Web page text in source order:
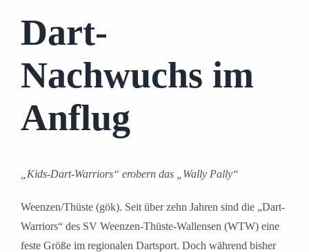
Dart-
Nachwuchs im
Anflug
„Kids-Dart-Warriors“ erobern das „Wally Pally“
Weenzen/Thüste (gök). Seit über zehn Jahren sind die „Dart-
Warriors“ des SV Weenzen-Thüste-Wallensen (WTW) eine
feste Größe im regionalen Dartsport. Doch während bisher